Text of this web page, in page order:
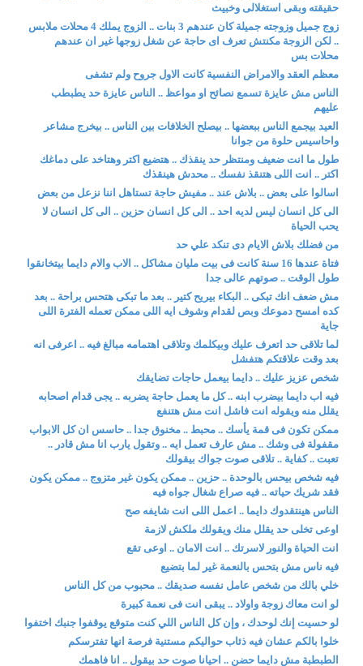
حقيقته وبقى استغلالى وخبيث
زوج جميل وزوجته جميلة كان عندهم 3 بنات .. الزوج يملك 4 محلات ملابس
.. لكن الزوجة مكنتش تعرف اى حاجة عن شغل زوجها غير ان عندهم
محلات بس
معظم العقد والامراض النفسية كانت الاول جروح ولم تشفى
الناس مش عايزة تسمع نصائح او مواعظ .. الناس عايزة حد يطبطب
عليهم
العيد بيجمع الناس ببعضها .. بيصلح الخلافات بين الناس .. بيخرج مشاعر
واحاسيس حلوة من جوانا
طول ما انت ضعيف ومنتظر حد ينقذك .. هتضيع اكتر وهتاخد على دماغك
اكتر .. انت اللى هتنقذ نفسك .. محدش هينقذك
اسالوا على بعض .. بلاش عند .. مفيش حاجة تستاهل اننا نزعل من بعض
الى كل انسان ليس لديه احد .. الى كل انسان حزين .. الى كل انسان لا
يحب الحياة
من فضلك بلاش الايام دى تنكد علي حد
فتاة عندها 16 سنة كانت فى بيت مليان مشاكل .. الاب والام دايما بيتخانقوا
طول الوقت .. صوتهم عالى جدا
مش ضعف انك تبكى .. البكاء بيريح كتير .. بعد ما تبكى هتحس براحة .. بعد
كده امسح دموعك وبص لقدام وشوف ايه اللى ممكن تعمله الفترة اللى
جاية
لما تلاقى حد اتعرف عليك وبيكلمك وتلاقى اهتمامه مبالغ فيه .. اعرفى انه
بعد وقت علاقتكم هتفشل
شخص عزيز عليك .. دايما بيعمل حاجات تضايقك
فيه اب دايما بيضرب ابنه .. كل ما يعمل حاجة يضربه .. يجى قدام اصحابه
يقلل منه ويقوله انت فاشل انت مش هتنفع
ممكن تكون فى قمة يأسك .. محبط .. مخنوق جدا .. حاسس ان كل الابواب
مقفولة فى وشك .. مش عارف تعمل ايه .. وتقول يارب انا مش قادر ..
تعبت .. كفاية .. تلاقى صوت جواك بيقولك
فيه شخص بيحس بالوحدة .. حزين .. ممكن يكون غير متزوج .. ممكن يكون
فقد شريك حياته .. فيه صراع شغال جواه فيه
الناس هينتقدوك دايما .. اعمل اللى انت شايفه صح
اوعى تخلى حد يقلل منك ويقولك ملكش لازمة
انت الحياة والنور لاسرتك .. انت الامان .. اوعى تقع
فيه ناس مش بتحس بالنعمة غير لما بتضيع
خلي بالك من شخص عامل نفسه صديقك .. محبوب من كل الناس
لو انت معاك زوجة واولاد .. يبقى انت فى نعمة كبيرة
لو حسيت إنك لوحدك ، وإن كل الناس اللي كنت متوقع يوقفوا جنبك اختفوا
خلوا بالكم عشان فيه ذئاب حواليكم مستنية فرصة انها تفترسكم
الطبطبة مش دايما حضن .. احيانا صوت حد بيقول .. انا فاهمك